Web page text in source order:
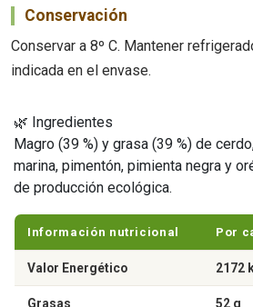
Conservación
Conservar a 8º C. Mantener
indicada en el envase.
🌿 Ingredientes
Magro (39 %) y grasa (39 %) de
marina, pimentón, pimienta negra y
de producción ecológica.
Información nutricional Por
Valor Energético 2172
Grasas 52 g